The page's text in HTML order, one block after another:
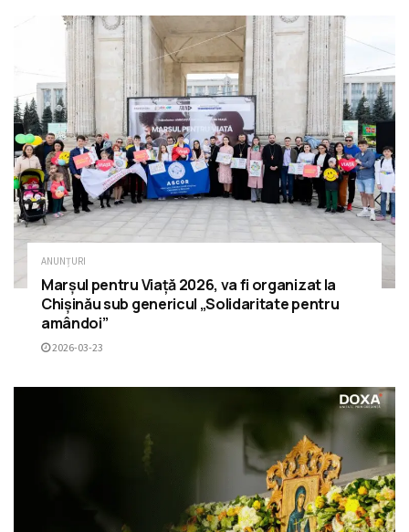
ANUNȚURI
Marșul pentru Viață 2026, va fi organizat la
Chișinău sub genericul „Solidaritate pentru
amândoi”
2026-03-23